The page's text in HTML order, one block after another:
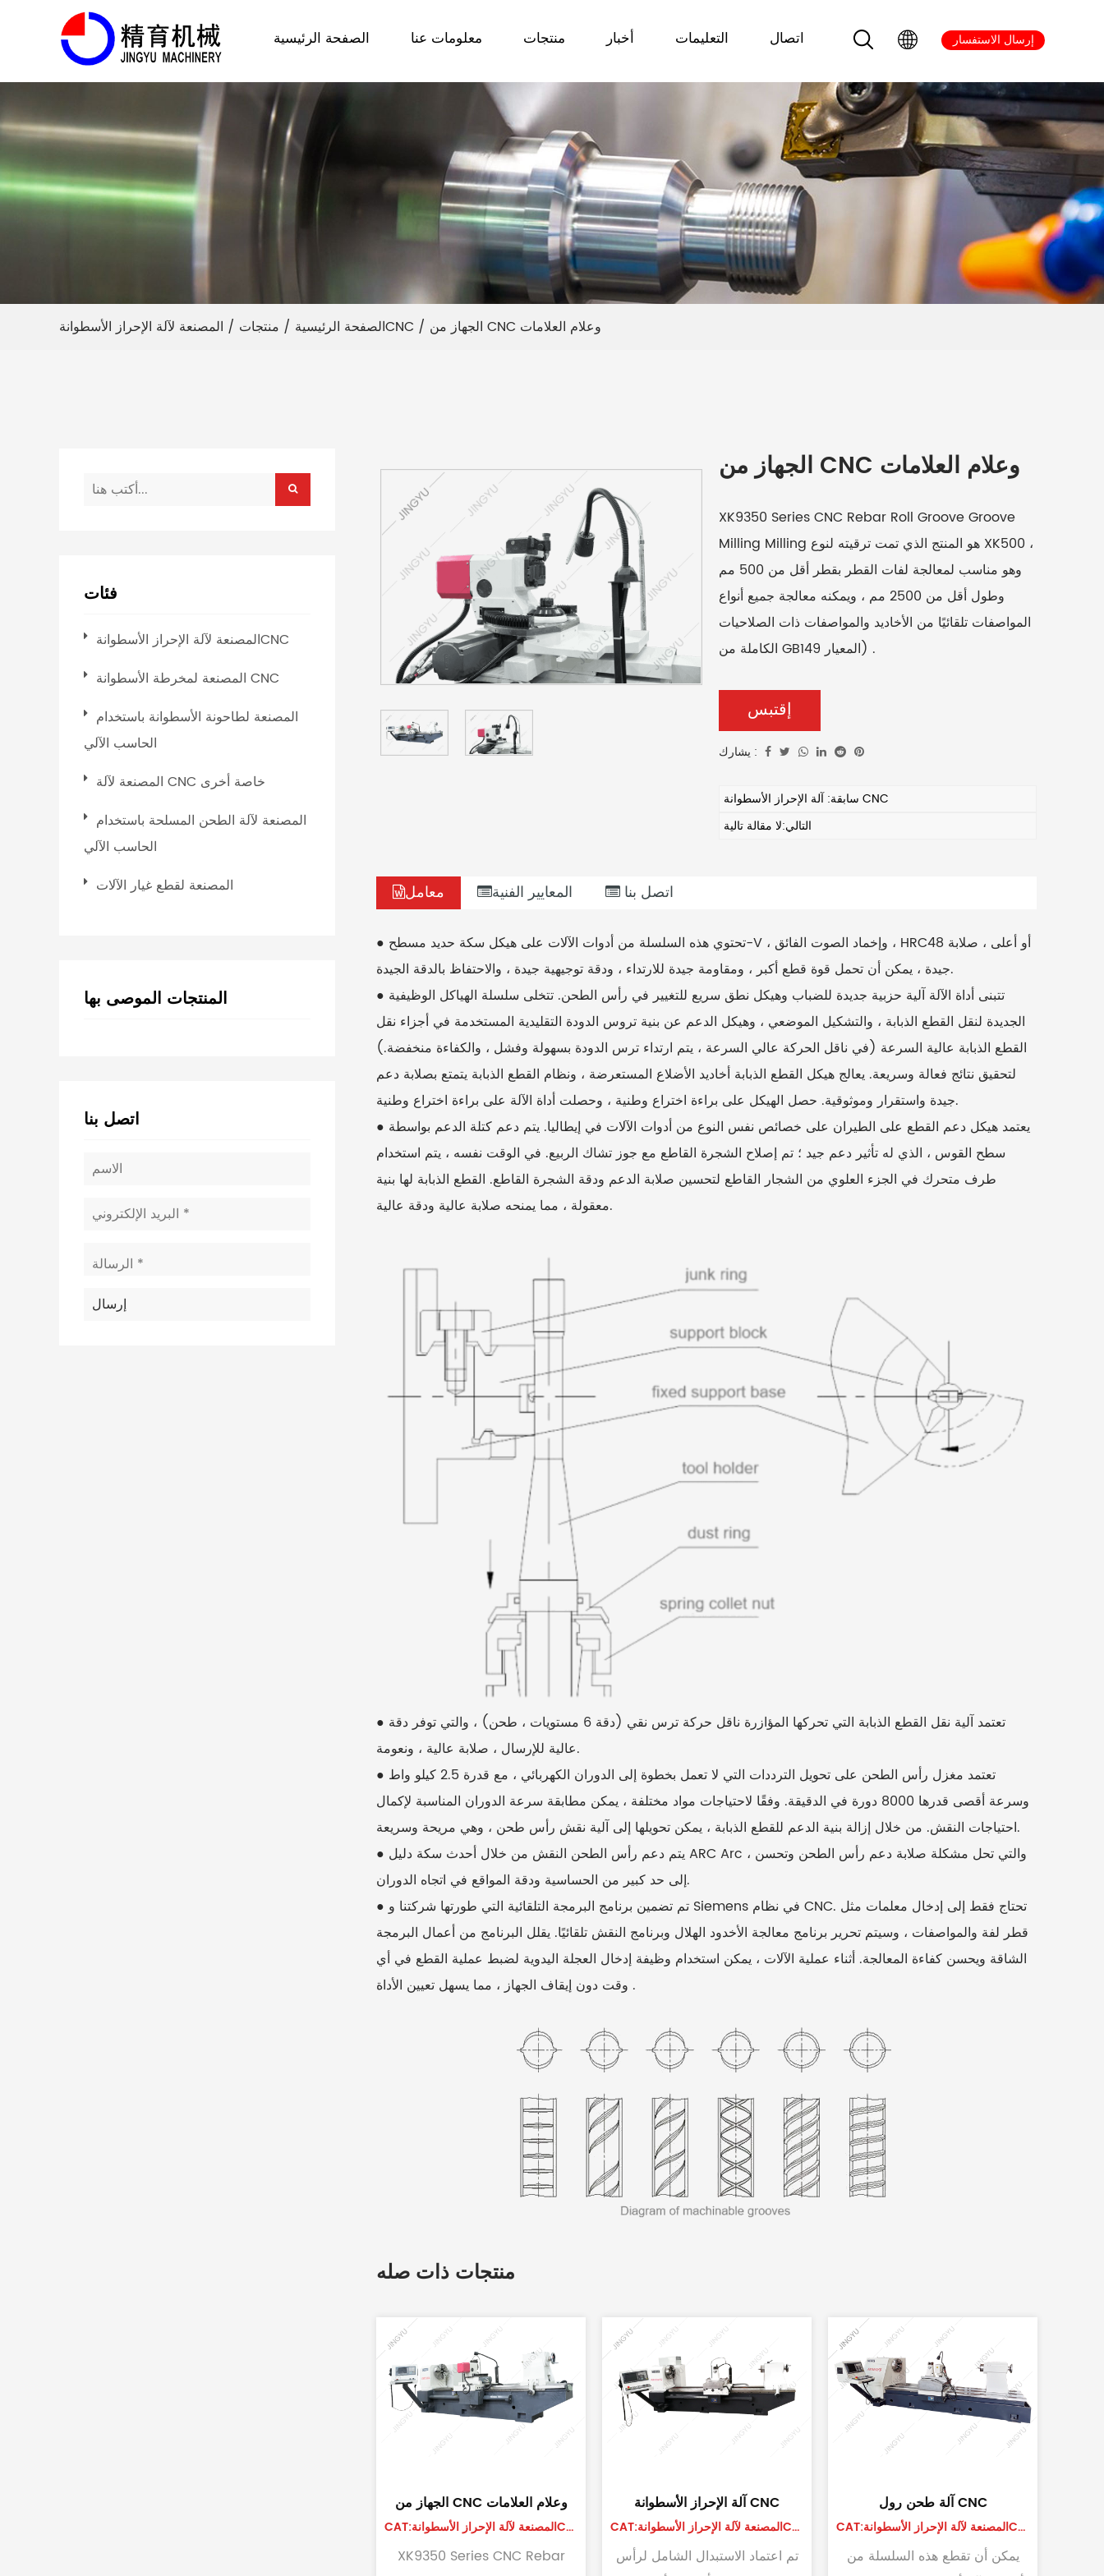
الصفحة الرئيسية معلومات عنا منتجات أخبار التعليمات اتصال إرسال الاستفسار
الصفحة الرئيسية / منتجات / المصنعة لآلة الإحراز الأسطوانةCNC / الجهاز من CNC وعلام العلامات
فئات
المصنعة لآلة الإحراز الأسطوانةCNC
المصنعة لمخرطة الأسطوانة CNC
المصنعة لطاحونة الأسطوانة باستخدام
الحاسب الآلي
المصنعة لآلة CNC خاصة أخرى
المصنعة لآلة الطحن المسلحة باستخدام
الحاسب الآلي
المصنعة لقطع غيار الآلات
المنتجات الموصى بها
اتصل بنا
الجهاز من CNC وعلام العلامات
XK9350 Series CNC Rebar Roll Groove Groove
Milling Milling هو المنتج الذي تمت ترقيته لنوع XK500 ،
وهو مناسب لمعالجة لفات القطر بقطر أقل من 500 مم
وطول أقل من 2500 مم ، ويمكنه معالجة جميع أنواع
المواصفات تلقائيًا من الأخاديد والمواصفات ذات الصلاحيات
الكاملة من GB149 المعيار) .
إقتبس
يشارك :
سابقة: آلة الإحراز الأسطوانة CNC
التالي:لا مقالة تالية
معامل المعايير الفنية اتصل بنا
● تحتوي هذه السلسلة من أدوات الآلات على هيكل سكة حديد مسطح-V ، وإخماد الصوت الفائق ، HRC48 أو أعلى ، صلابة
جيدة ، يمكن أن تحمل قوة قطع أكبر ، ومقاومة جيدة للارتداء ، ودقة توجيهية جيدة ، والاحتفاظ بالدقة الجيدة.
● تتبنى أداة الآلة آلية حزبية جديدة للضباب وهيكل نطق سريع للتغيير في رأس الطحن. تتخلى سلسلة الهياكل الوظيفية
الجديدة لنقل القطع الذبابة ، والتشكيل الموضعي ، وهيكل الدعم عن بنية تروس الدودة التقليدية المستخدمة في أجزاء نقل
القطع الذبابة عالية السرعة (في ناقل الحركة عالي السرعة ، يتم ارتداء ترس الدودة بسهولة وفشل ، والكفاءة منخفضة.)
لتحقيق نتائج فعالة وسريعة. يعالج هيكل القطع الذبابة أخاديد الأضلاع المستعرضة ، ونظام القطع الذبابة يتمتع بصلابة دعم
جيدة واستقرار وموثوقية. حصل الهيكل على براءة اختراع وطنية ، وحصلت أداة الآلة على براءة اختراع وطنية.
● يعتمد هيكل دعم القطع على الطيران على خصائص نفس النوع من أدوات الآلات في إيطاليا. يتم دعم كتلة الدعم بواسطة
سطح القوس ، الذي له تأثير دعم جيد ؛ تم إصلاح الشجرة القاطع مع جوز تشاك الربيع. في الوقت نفسه ، يتم استخدام
طرف متحرك في الجزء العلوي من الشجار القاطع لتحسين صلابة الدعم ودقة الشجرة القاطع. القطع الذبابة لها بنية
معقولة ، مما يمنحه صلابة عالية ودقة عالية.
● تعتمد آلية نقل القطع الذبابة التي تحركها المؤازرة ناقل حركة ترس نقي (دقة 6 مستويات ، طحن) ، والتي توفر دقة
عالية للإرسال ، صلابة عالية ، ونعومة.
● تعتمد مغزل رأس الطحن على تحويل الترددات التي لا تعمل بخطوة إلى الدوران الكهربائي ، مع قدرة 2.5 كيلو واط
وسرعة أقصى قدرها 8000 دورة في الدقيقة. وفقًا لاحتياجات مواد مختلفة ، يمكن مطابقة سرعة الدوران المناسبة لإكمال
احتياجات النقش. من خلال إزالة بنية الدعم للقطع الذبابة ، يمكن تحويلها إلى آلية نقش رأس طحن ، وهي مريحة وسريعة.
● يتم دعم رأس الطحن النقش من خلال أحدث سكة دليل ARC Arc ، والتي تحل مشكلة صلابة دعم رأس الطحن وتحسن
إلى حد كبير من الحساسية ودقة المواقع في اتجاه الدوران.
● تم تضمين برنامج البرمجة التلقائية التي طورتها شركتنا و Siemens في نظام CNC. تحتاج فقط إلى إدخال معلمات مثل
قطر لفة والمواصفات ، وسيتم تحرير برنامج معالجة الأخدود الهلال وبرنامج النقش تلقائيًا. يقلل البرنامج من أعمال البرمجة
الشاقة ويحسن كفاءة المعالجة. أثناء عملية الآلات ، يمكن استخدام وظيفة إدخال العجلة اليدوية لضبط عملية القطع في أي
وقت دون إيقاف الجهاز ، مما يسهل تعيين الأداة .
منتجات ذات صله
آلة طحن CNC الثقيلة
نظرًا لمشاكل معالجة لفة الصلب
آلة طحن لفة CNC أوتوماتيكية
بالكامل
لقد اكتسبنا خبرةً واسعةً في معالجة